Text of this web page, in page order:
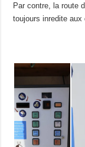
Par contre, la route
toujours inredite aux